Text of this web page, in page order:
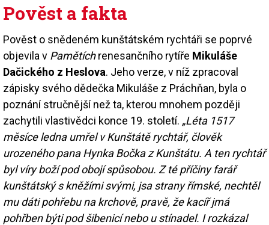
Pověst a fakta
Pověst o snědeném kunštátském rychtáři se poprvé
objevila v Pamětíchrenesančního rytíře Mikuláše
Dačického z Heslova. Jeho verze, v níž zpracoval
zápisky svého dědečka Mikuláše z Práchňan, byla o
poznání stručnější než ta, kterou mnohem později
zachytili vlastivědci konce 19. století. „Léta 1517
měsíce ledna umřel v Kunštátě rychtář, člověk
urozeného pana Hynka Bočka z Kunštátu. A ten rychtář
byl víry boží pod obojí spůsobou. Z té příčiny farář
kunštátský s kněžími svými, jsa strany římské, nechtěl
mu dáti pohřebu na krchově, pravě, že kacíř jmá
pohřben býti pod šibenicí nebo u stínadel. I rozkázal